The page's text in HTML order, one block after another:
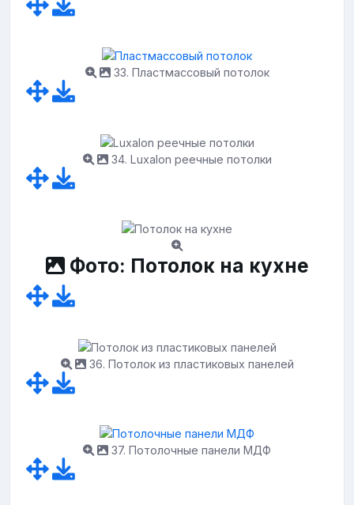
33. Пластмассовый потолок
34. Luxalon реечные потолки
Фото: Потолок на кухне
36. Потолок из пластиковых панелей
37. Потолочные панели МДФ